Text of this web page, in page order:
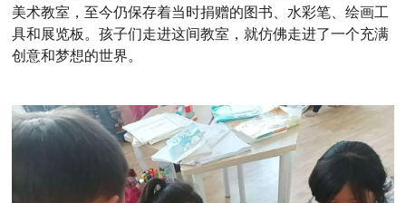
美术教室，至今仍保存着当时捐赠的图书、水彩笔、绘画工
具和展览板。孩子们走进这间教室，就仿佛走进了一个充满
创意和梦想的世界。